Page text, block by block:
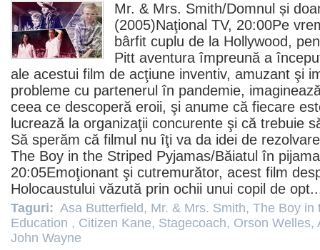
Mr. & Mrs. Smith/Domnul și
(2005)Naţional TV, 20:00Pe
bârfit cuplu de la Hollywood,
Pitt aventura împreună a
ale acestui film de acţiune inventiv, amuzant şi
probleme cu partenerul în pandemie,
ceea ce descoperă eroii, şi anume că fiecare
lucrează la organizaţii concurente şi că trebuie
Să sperăm că filmul nu îţi va da idei de
The Boy in the Striped Pyjamas/Băiatul în
20:05Emoţionant şi cutremurător, acest film
Holocaustului văzută prin ochii unui copil de
Taguri: Asa Butterfield, Mr. & Mrs. Smith, The Boy in
Education , Citizen Kane, Stagecoach, Orson Welles,
John Wayne